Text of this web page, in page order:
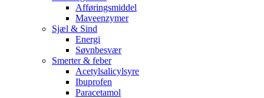
Afføringsmiddel
Maveenzymer
Sjæl & Sind
Energi
Søvnbesvær
Smerter & feber
Acetylsalicylsyre
Ibuprofen
Paracetamol